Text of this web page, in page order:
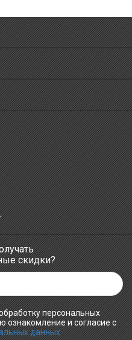
скидки?
персональных
и согласие с
данных